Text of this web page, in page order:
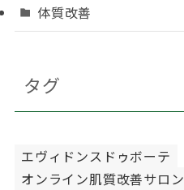
体質改善
タグ
エヴィドンスドゥボーテ
オンライン肌質改善サロン